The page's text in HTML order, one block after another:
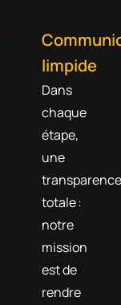
limpide
Dans
chaque
étape,
une
transparence
totale :
notre
mission
est de
rendre